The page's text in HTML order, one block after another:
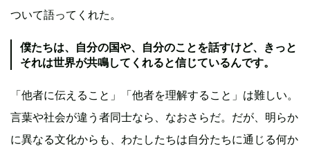
ついて語ってくれた。
僕たちは、自分の国や、自分のことを話すけど、きっと
それは世界が共鳴してくれると信じているんです。
「他者に伝えること」「他者を理解すること」は難しい。
言葉や社会が違う者同士なら、なおさらだ。だが、明らか
に異なる文化からも、わたしたちは自分たちに通じる何か